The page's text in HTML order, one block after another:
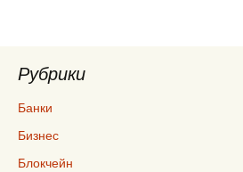
Рубрики
Банки
Бизнес
Блокчейн